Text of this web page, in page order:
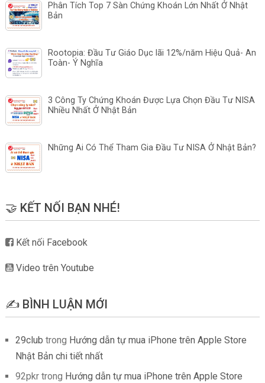
Phân Tích Top 7 Sàn Chứng Khoán Lớn Nhất Ở Nhật
Bản
Rootopia: Đầu Tư Giáo Dục lãi 12%/năm Hiệu Quả- An
Toàn- Ý Nghĩa
3 Công Ty Chứng Khoán Được Lựa Chọn Đầu Tư NISA
Nhiều Nhất Ở Nhật Bản
Những Ai Có Thể Tham Gia Đầu Tư NISA Ở Nhật Bản?
🤝 KẾT NỐI BẠN NHÉ!
Kết nối Facebook
Video trên Youtube
✍️ BÌNH LUẬN MỚI
29club trong Hướng dẫn tự mua iPhone trên Apple Store
Nhật Bản chi tiết nhất
92pkrtrong Hướng dẫn tự mua iPhone trên Apple Store